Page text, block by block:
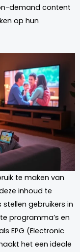
demand content
op hun
te maken van
inhoud te
stellen gebruikers in
programma’s en
EPG (Electronic
het een ideale